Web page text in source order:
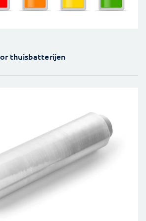
thuisbatterijen